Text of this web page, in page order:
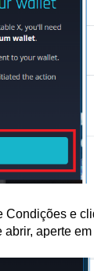
Condições e
abrir, aperte